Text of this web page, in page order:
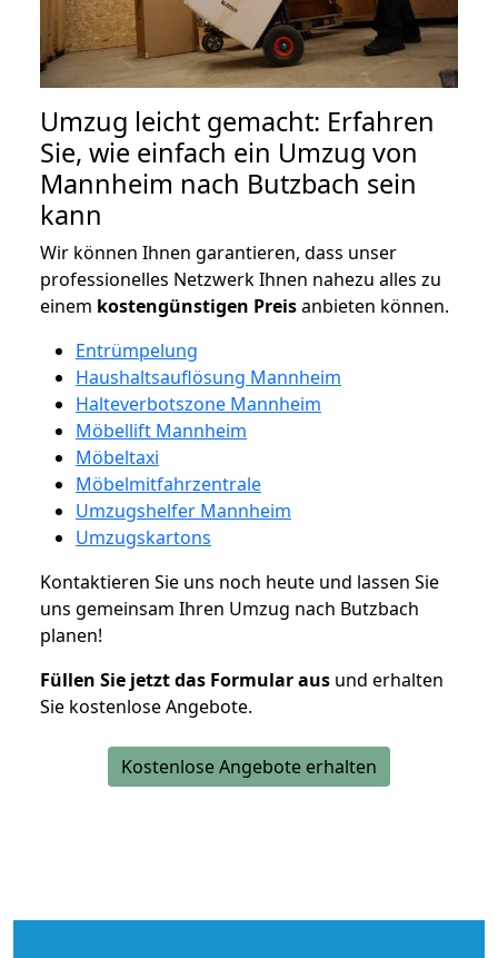
Umzug leicht gemacht: Erfahren
Sie, wie einfach ein Umzug von
Mannheim nach Butzbach sein
kann
Wir können Ihnen garantieren, dass unser
professionelles Netzwerk Ihnen nahezu alles zu
einem kostengünstigen Preisanbieten können.
Entrümpelung
Haushaltsauflösung Mannheim
Halteverbotszone Mannheim
Möbellift Mannheim
Möbeltaxi
Möbelmitfahrzentrale
Umzugshelfer Mannheim
Umzugskartons
Kontaktieren Sie uns noch heute und lassen Sie
uns gemeinsam Ihren Umzug nach Butzbach
planen!
Füllen Sie jetzt das Formular aus und erhalten
Sie kostenlose Angebote.
Kostenlose Angebote erhalten